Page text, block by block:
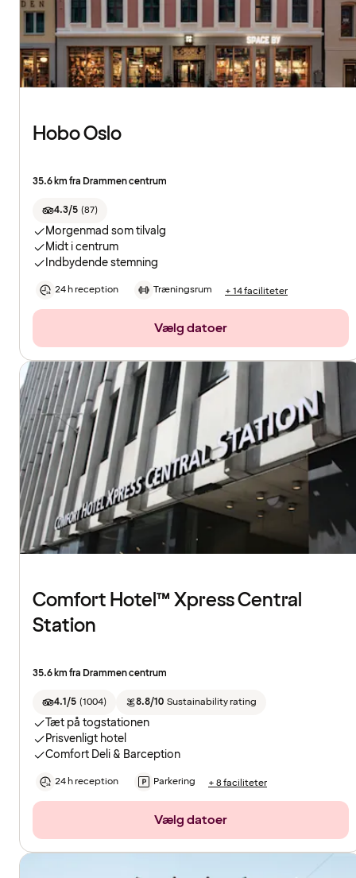
Hobo Oslo
35.6 km fra Drammen centrum
4.3/5 (87)
Morgenmad som tilvalg
Midt i centrum
Indbydende stemning
24 h reception Træningsrum + 14 faciliteter
Vælg datoer
Comfort Hotel™ Xpress Central
Station
35.6 km fra Drammen centrum
4.1/5 (1004) 8.8/10 Sustainability rating
Tæt på togstationen
Prisvenligt hotel
Comfort Deli & Barception
24 h reception Parkering + 8 faciliteter
Vælg datoer